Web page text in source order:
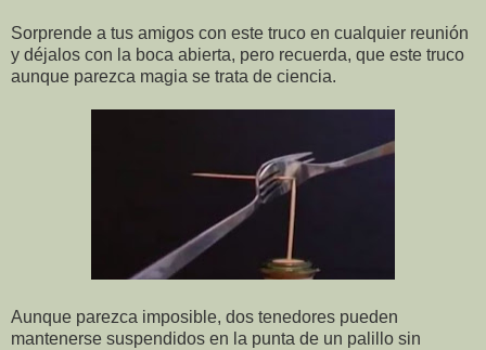
Sorprende a tus amigos con este truco en cualquier reunión
y déjalos con la boca abierta, pero recuerda, que este truco
aunque parezca magia se trata de ciencia.
Aunque parezca imposible, dos tenedores pueden
mantenerse suspendidos en la punta de un palillo sin